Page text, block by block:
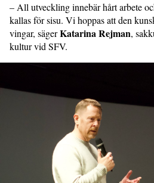
– All utveckling innebär hårt arbete
kallas för sisu. Vi hoppas att den
vingar, sägerKatarina Rejman,
kultur vid SFV.